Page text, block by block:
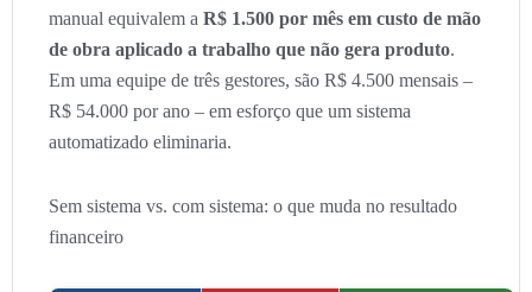
manual equivalem a R$ 1.500 por mês em custo de mão
de obra aplicado a trabalho que não gera produto.
Em uma equipe de três gestores, são R$ 4.500 mensais –
R$ 54.000 por ano – em esforço que um sistema
automatizado eliminaria.
Sem sistema vs. com sistema: o que muda no resultado
financeiro